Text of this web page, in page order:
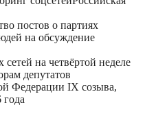
постов о партиях
на обсуждение
на четвёртой неделе
депутатов
Федерации IX созыва,
года